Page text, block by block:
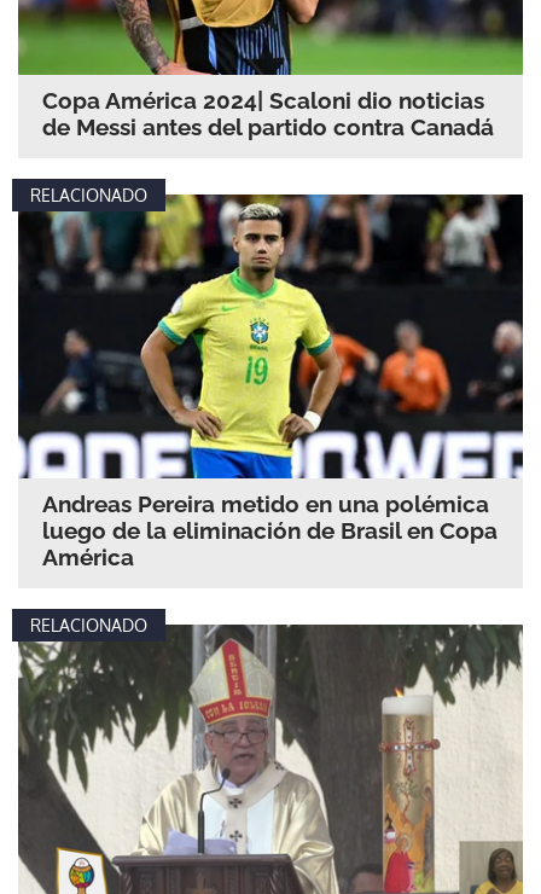
Copa América 2024| Scaloni dio noticias
de Messi antes del partido contra Canadá
RELACIONADO
Andreas Pereira metido en una polémica
luego de la eliminación de Brasil en Copa
América
RELACIONADO